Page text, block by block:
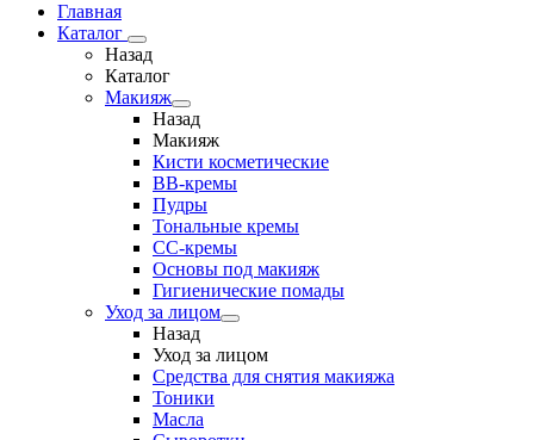
Главная
Каталог
Назад
Каталог
Макияж
Назад
Макияж
Кисти косметические
BB-кремы
Пудры
Тональные кремы
CC-кремы
Основы под макияж
Гигиенические помады
Уход за лицом
Назад
Уход за лицом
Средства для снятия макияжа
Тоники
Масла